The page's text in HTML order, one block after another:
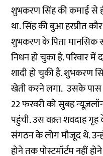
शुभकरण सिंह की कमाई से
था. सिंह की बुआ हरप्रीत
शुभकरण के पिता मानसिक
निधन हो चुका है. परिवार
शादी हो चुकी है. शुभकरण
खेती करने लगा. उसके पास
22 फरवरी को सुबह
पहुंची. उस वक़्त शवदाह
संगठन के लोग मौजूद थे.
होने तक पोस्टमॉर्टम नहीं